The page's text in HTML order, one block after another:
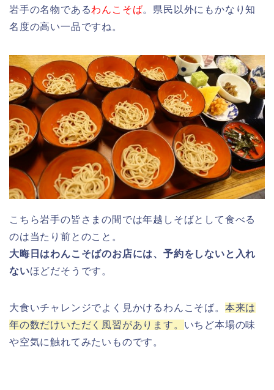
岩手の名物であるわんこそば。県民以外にもかなり知
名度の高い一品ですね。
こちら岩手の皆さまの間では年越しそばとして食べる
のは当たり前とのこと。
大晦日はわんこそばのお店には、予約をしないと入れ
ないほどだそうです。
大食いチャレンジでよく見かけるわんこそば。 本来は
年の数だけいただく風習があります。 いちど本場の味
や空気に触れてみたいものです。